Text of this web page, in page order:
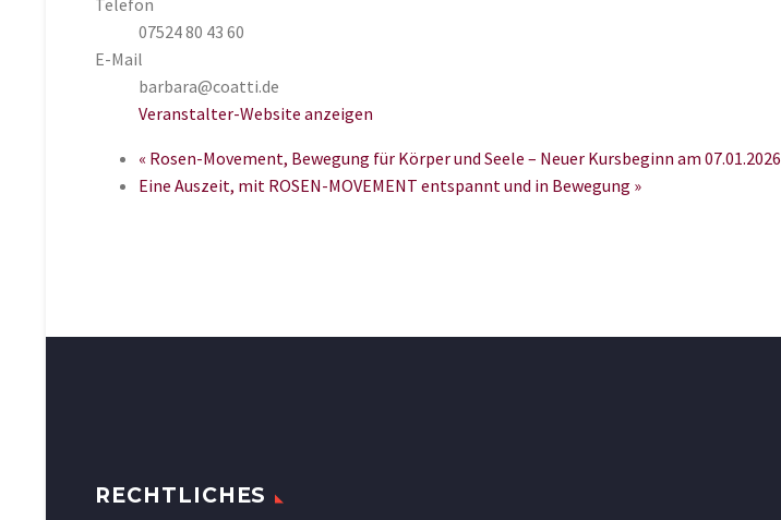
07524 80 43 60
E-Mail
barbara@coatti.de
Veranstalter-Website anzeigen
« Rosen-Movement, Bewegung für Körper und Seele – Neuer Kursbeginn am 07.01.2026
Eine Auszeit, mit ROSEN-MOVEMENT entspannt und in Bewegung »
RECHTLICHES